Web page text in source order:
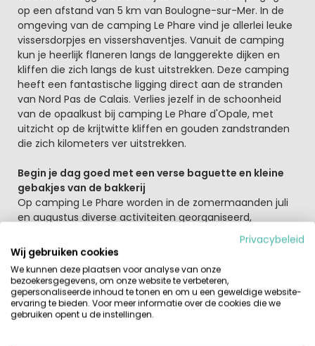
op een afstand van 5 km van Boulogne-sur-Mer. In de
omgeving van de camping Le Phare vind je allerlei leuke
vissersdorpjes en vissershaventjes. Vanuit de camping
kun je heerlijk flaneren langs de langgerekte dijken en
kliffen die zich langs de kust uitstrekken. Deze camping
heeft een fantastische ligging direct aan de stranden
van Nord Pas de Calais. Verlies jezelf in de schoonheid
van de opaalkust bij camping Le Phare d'Opale, met
uitzicht op de krijtwitte kliffen en gouden zandstranden
die zich kilometers ver uitstrekken.
Begin je dag goed met een verse baguette en kleine
gebakjes van de bakkerij
Op camping Le Phare worden in de zomermaanden juli
en augustus diverse activiteiten georganiseerd,
waaronder petanquewedstrijden en thema-avonden. In
de zomermaanden is er in de ochtenden een
broodservice. Na een goed ontbijt zoek je de stranden op
bij Le Portel, een wandeling van nog geen 15 minuten.
Voor de kleintjes is er een speeltuin op de camping. En
wat dacht je van een potje Pétanque of daag een van je
nieuwe vrienden uit voor een potje tafeltennis. De
Privacybeleid
Wij gebruiken cookies
We kunnen deze plaatsen voor analyse van onze
bezoekersgegevens, om onze website te verbeteren,
gepersonaliseerde inhoud te tonen en om u een geweldige website-
ervaring te bieden. Voor meer informatie over de cookies die we
gebruiken opent u de instellingen.